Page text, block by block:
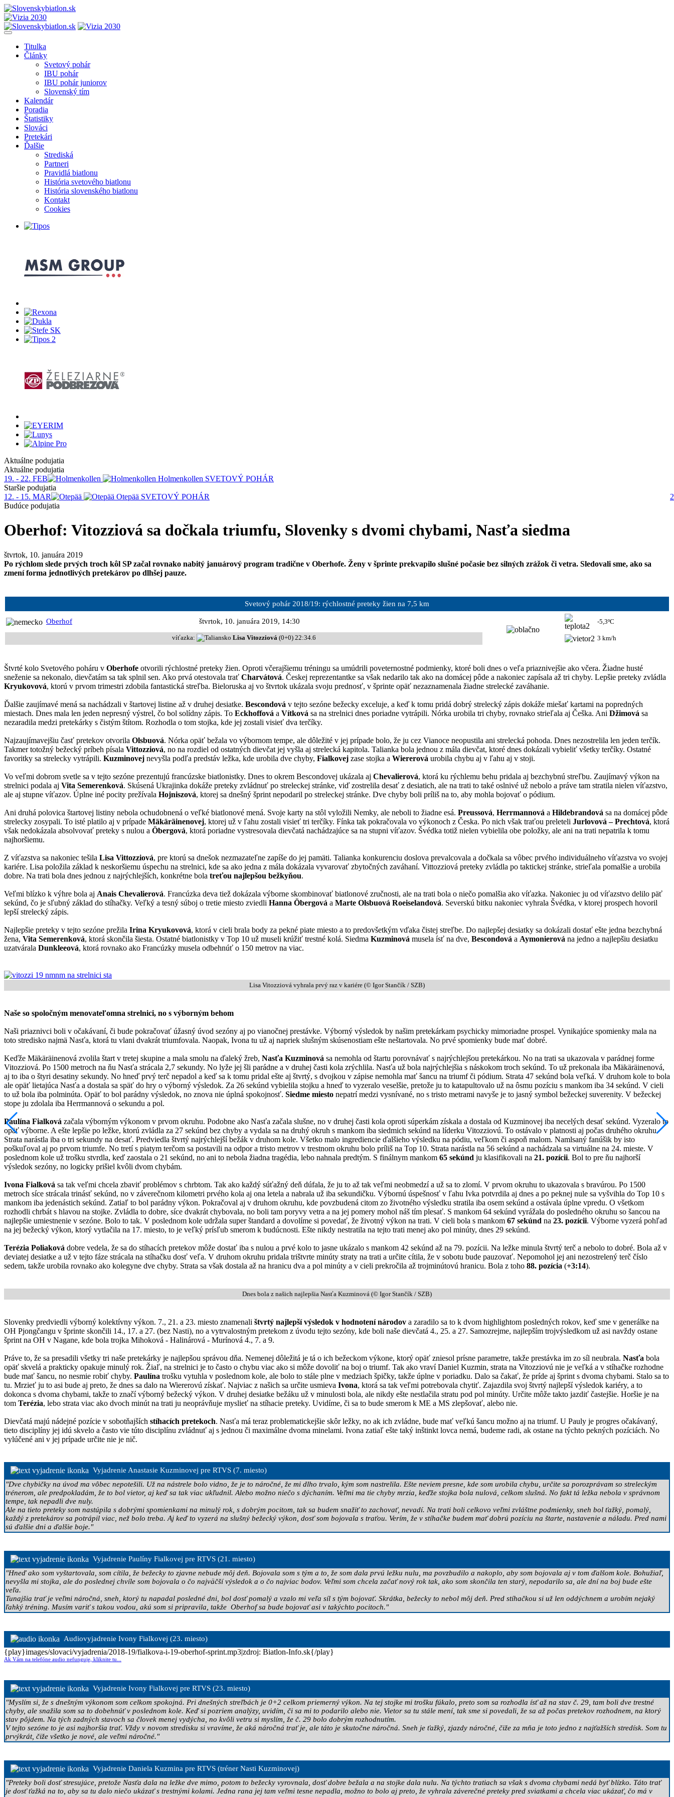
Titulka
Články
Svetový pohár
IBU pohár
IBU pohár juniorov
Slovenský tím
Kalendár
Poradia
Štatistiky
Slováci
Pretekári
Ďalšie
Strediská
Partneri
Pravidlá biatlonu
História svetového biatlonu
História slovenského biatlonu
Kontakt
Cookies
Aktuálne podujatia
Aktuálne podujatia
19. - 22. FEB
Holmenkollen SVETOVÝ POHÁR
Staršie podujatia
12. - 15. MAR
Otepää SVETOVÝ POHÁR
Budúce podujatia
Oberhof: Vitozziová sa dočkala triumfu, Slovenky s dvomi chybami, Nasťa siedma
štvrtok, 10. januára 2019
Po rýchlom slede prvých troch kôl SP začal rovnako nabitý januárový program tradične v Oberhofe. Ženy v šprinte prekvapilo slušné počasie bez silných zrážok či vetra. Sledovali sme, ako sa
zmení forma jednotlivých pretekárov po dlhšej pauze.
Svetový pohár 2018/19: rýchlostné preteky žien na 7,5 km
Oberhof štvrtok, 10. januára 2019, 14:30 -5,3ºC
víťazka: Lisa Vitozziová (0+0) 22:34.6 3 km/h
Štvrté kolo Svetového poháru v Oberhofe otvorili rýchlostné preteky žien. Oproti včerajšiemu tréningu sa umúdrili poveternostné podmienky, ktoré boli dnes o veľa priaznivejšie ako včera. Žiadne husté
sneženie sa nekonalo, dievčatám sa tak splnil sen. Ako prvá otestovala trať Charvátová. Českej reprezentantke sa však nedarilo tak ako na domácej pôde a nakoniec zapísala až tri chyby. Lepšie preteky zvládla
Kryukovová, ktorú v prvom trimestri zdobila fantastická streľba. Bieloruska aj vo štvrtok ukázala svoju prednosť, v šprinte opäť nezaznamenala žiadne strelecké zaváhanie.
Ďalšie zaujímavé mená sa nachádzali v štartovej listine až v druhej desiatke. Bescondová v tejto sezóne bežecky exceluje, a keď k tomu pridá dobrý strelecký zápis dokáže miešať kartami na popredných
miestach. Dnes mala len jeden nepresný výstrel, čo bol solídny zápis. To Eckhoffová a Vítková sa na strelnici dnes poriadne vytrápili. Nórka urobila tri chyby, rovnako strieľala aj Češka. Ani Džimová sa
nezaradila medzi pretekárky s čistým štítom. Rozhodla o tom stojka, kde jej zostali visieť dva terčíky.
Najzaujímavejšiu časť pretekov otvorila Olsbuová. Nórka opäť bežala vo výbornom tempe, ale dôležité v jej prípade bolo, že ju cez Vianoce neopustila ani strelecká pohoda. Dnes nezostrelila len jeden terčík.
Takmer totožný bežecký príbeh písala Vittozziová, no na rozdiel od ostatných dievčat jej vyšla aj strelecká kapitola. Talianka bola jednou z mála dievčat, ktoré dnes dokázali vybieliť všetky terčíky. Ostatné
favoritky sa strelecky vytrápili. Kuzminovej nevyšla podľa predstáv ležka, kde urobila dve chyby, Fialkovej zase stojka a Wiererová urobila chybu aj v ľahu aj v stoji.
Vo veľmi dobrom svetle sa v tejto sezóne prezentujú francúzske biatlonistky. Dnes to okrem Bescondovej ukázala aj Chevalierová, ktorá ku rýchlemu behu pridala aj bezchybnú streľbu. Zaujímavý výkon na
strelnici podala aj Vita Semerenková. Skúsená Ukrajinka dokáže preteky zvládnuť po streleckej stránke, viď zostrelila desať z desiatich, ale na trati to také oslnivé už nebolo a práve tam stratila nielen víťazstvo,
ale aj stupne víťazov. Úplne iné pocity prežívala Hojniszová, ktorej sa dnešný šprint nepodaril po streleckej stránke. Dve chyby boli príliš na to, aby mohla bojovať o pódium.
Ani druhá polovica štartovej listiny nebola ochudobnená o veľké biatlonové mená. Svoje karty na stôl vyložili Nemky, ale neboli to žiadne esá. Preussová, Herrmannová a Hildebrandová sa na domácej pôde
strelecky zosypali. To isté platilo aj v prípade Mäkäräinenovej, ktorej už v ľahu zostali visieť tri terčíky. Fínka tak pokračovala vo výkonoch z Česka. Po nich však traťou preleteli Jurlovová – Prechtová, ktorá
však nedokázala absolvovať preteky s nulou a Öbergová, ktorá poriadne vystresovala dievčatá nachádzajúce sa na stupni víťazov. Švédka totiž nielen vybielila obe položky, ale ani na trati nepatrila k tomu
najhoršiemu.
Z víťazstva sa nakoniec tešila Lisa Vittozziová, pre ktorú sa dnešok nezmazateľne zapíše do jej pamäti. Talianka konkurenciu doslova prevalcovala a dočkala sa vôbec prvého individuálneho víťazstva vo svojej
kariére. Lisa položila základ k neskoršiemu úspechu na strelnici, kde sa ako jedna z mála dokázala vyvarovať zbytočných zaváhaní. Vittozziová preteky zvládla po taktickej stránke, strieľala pomalšie a urobila
dobre. Na trati bola dnes jednou z najrýchlejších, konkrétne bola treťou najlepšou bežkyňou.
Veľmi blízko k výhre bola aj Anais Chevalierová. Francúzka deva tiež dokázala výborne skombinovať biatlonové zručnosti, ale na trati bola o niečo pomalšia ako víťazka. Nakoniec ju od víťazstvo delilo päť
sekúnd, čo je sľubný základ do stíhačky. Veľký a tesný súboj o tretie miesto zviedli Hanna Öbergová a Marte Olsbuová Roeiselandová. Severskú bitku nakoniec vyhrala Švédka, v ktorej prospech hovoril
lepší strelecký zápis.
Najlepšie preteky v tejto sezóne prežila Irina Kryukovová, ktorá v cieli brala body za pekné piate miesto a to predovšetkým vďaka čistej streľbe. Do najlepšej desiatky sa dokázali dostať ešte jedna bezchybná
žena, Vita Semerenková, ktorá skončila šiesta. Ostatné biatlonistky v Top 10 už museli krúžiť trestné kolá. Siedma Kuzminová musela ísť na dve, Bescondová a Aymonierová na jedno a najlepšiu desiatku
uzatvárala Dunkleeová, ktorá rovnako ako Francúzky musela odbehnúť o 150 metrov na viac.
Lisa Vitozziová vyhrala prvý raz v kariére (© Igor Stančík / SZB)
Naše so spoločným menovateľomna strelnici, no s výborným behom
Naši priaznivci boli v očakávaní, či bude pokračovať úžasný úvod sezóny aj po vianočnej prestávke. Výborný výsledok by našim pretekárkam psychicky mimoriadne prospel. Vynikajúce spomienky mala na
toto stredisko najmä Nasťa, ktorá tu vlani dvakrát triumfovala. Naopak, Ivona tu už aj napriek slušným skúsenostiam ešte neštartovala. No prvé spomienky bude mať dobré.
Keďže Mäkäräinenová zvolila štart v tretej skupine a mala smolu na ďaleký žreb, Nasťa Kuzminová sa nemohla od štartu porovnávať s najrýchlejšou pretekárkou. No na trati sa ukazovala v parádnej forme
Vitozziová. Po 1500 metroch na ňu Nasťa strácala 2,7 sekundy. No lyže jej šli parádne a v druhej časti kola zrýchlila. Nasťa už bola najrýchlejšia s náskokom troch sekúnd. To už prekonala iba Mäkäräinenová,
aj to iba o štyri desatiny sekundy. No hneď prvý terč nepadol a keď sa k tomu pridal ešte aj štvrtý, s dvojkou v zápise nemohla mať šancu na triumf či pódium. Strata 47 sekúnd bola veľká. V druhom kole to bola
ale opäť lietajúca Nasťa a dostala sa späť do hry o výborný výsledok. Za 26 sekúnd vybielila stojku a hneď to vyzeralo veselšie, pretože ju to katapultovalo už na ôsmu pozíciu s mankom iba 34 sekúnd. V cieli
to už bola iba polminúta. Opäť to bol parádny výsledok, no znova nie úplná spokojnosť. Siedme miesto nepatrí medzi vysnívané, no s tristo metrami navyše je to jasný symbol bežeckej suverenity. V bežeckej
stope ju zdolala iba Herrmannová o sekundu a pol.
Paulína Fialková začala výborným výkonom v prvom okruhu. Podobne ako Nasťa začala slušne, no v druhej časti kola oproti súperkám získala a dostala od Kuzminovej iba necelých desať sekúnd. Vyzeralo to
opäť výborne. A ešte lepšie po ležke, ktorú zvládla za 27 sekúnd bez chyby a vydala sa na druhý okruh s mankom iba siedmich sekúnd na líderku Vitozziovú. To ostávalo v platnosti aj počas druhého okruhu.
Strata narástla iba o tri sekundy na desať. Predviedla štvrtý najrýchlejší bežák v druhom kole. Všetko malo ingrediencie ďalšieho výsledku na pódiu, veľkom či aspoň malom. Namlsaný fanúšik by isto
poškuľoval aj po prvom triumfe. No tretí s piatym terčom sa postavili na odpor a tristo metrov v trestnom okruhu bolo príliš na Top 10. Strata narástla na 56 sekúnd a nachádzala sa virtuálne na 24. mieste. V
poslednom kole už trošku stvrdla, keď zaostala o 21 sekúnd, no ani to nebola žiadna tragédia, lebo nahnala predtým. S finálnym mankom 65 sekúnd ju klasifikovali na 21. pozícii. Bol to pre ňu najhorší
výsledok sezóny, no logicky prišiel kvôli dvom chybám.
Ivona Fialková sa tak veľmi chcela zbaviť problémov s chrbtom. Tak ako každý súťažný deň dúfala, že ju to až tak veľmi neobmedzí a už sa to zlomí. V prvom okruhu to ukazovala s bravúrou. Po 1500
metroch síce strácala trinásť sekúnd, no v záverečnom kilometri prvého kola aj ona letela a nabrala už iba sekundičku. Výbornú úspešnosť v ľahu Ivka potvrdila aj dnes a po peknej nule sa vyšvihla do Top 10 s
mankom iba jedenástich sekúnd. Zatiaľ to bol parádny výkon. Pokračoval aj v druhom okruhu, kde povzbudená citom zo životného výsledku stratila iba osem sekúnd a ostávala úplne vpredu. O všetkom
rozhodli chrbát s hlavou na stojke. Zvládla to dobre, síce dvakrát chybovala, no boli tam poryvy vetra a na jej pomery mohol náš tím plesať. S mankom 64 sekúnd vyrážala do posledného okruhu so šancou na
najlepšie umiestnenie v sezóne. Bolo to tak. V poslednom kole udržala super štandard a dovolíme si povedať, že životný výkon na trati. V cieli bola s mankom 67 sekúnd na 23. pozícii. Výborne vyzerá pohľad
na jej bežecký výkon, ktorý vytlačila na 17. miesto, to je veľký prísľub smerom k budúcnosti. Ešte nikdy nestratila na tejto trati menej ako pol minúty, dnes 29 sekúnd.
Terézia Poliaková dobre vedela, že sa do stíhacích pretekov môže dostať iba s nulou a prvé kolo to jasne ukázalo s mankom 42 sekúnd až na 79. pozícii. Na ležke minula štvrtý terč a nebolo to dobré. Bola až v
deviatej desiatke a už v tejto fáze strácala na stíhačku dosť veľa. V druhom okruhu pridala trištvrte minúty straty na trati a určite cítila, že v sobotu bude pauzovať. Nepomohol jej ani nezostrelený terč číslo
sedem, takže urobila rovnako ako kolegyne dve chyby. Strata sa však dostala až na hranicu dva a pol minúty a v cieli prekročila až trojminútovú hranicu. Bola z toho 88. pozícia (+3:14).
Dnes bola z našich najlepšia Nasťa Kuzminová (© Igor Stančík / SZB)
Slovenky predviedli výborný kolektívny výkon. 7., 21. a 23. miesto znamenali štvrtý najlepší výsledok v hodnotení národov a zaradilo sa to k dvom highlightom posledných rokov, keď sme v generálke na
OH Pjongčangu v šprinte skončili 14., 17. a 27. (bez Nasti), no a vytrvalostným pretekom z úvodu tejto sezóny, kde boli naše dievčatá 4., 25. a 27. Samozrejme, najlepším trojvýsledkom už asi navždy ostane
šprint na OH v Nagane, kde bola trojka Mihoková - Halinárová - Murínová 4., 7. a 9.
Práve to, že sa presadili všetky tri naše pretekárky je najlepšou správou dňa. Nemenej dôležitá je tá o ich bežeckom výkone, ktorý opäť zniesol prísne parametre, takže prestávka im zo síl neubrala. Nasťa bola
opäť skvelá a prakticky opakuje minulý rok. Žiaľ, na strelnici je to často o chybu viac ako si môže dovoliť na boj o triumf. Tak ako vraví Daniel Kuzmin, strata na Vitozziovú nie je veľká a v stíhačke rozhodne
bude mať šancu, no nesmie robiť chyby. Paulína trošku vytuhla v poslednom kole, ale bolo to stále plne v medziach špičky, takže úplne v poriadku. Dalo sa čakať, že príde aj šprint s dvoma chybami. Stalo sa to
tu. Mrzieť ju to asi bude aj preto, že dnes sa dalo na Wiererovú získať. Najviac z našich sa určite usmieva Ivona, ktorá sa tak veľmi potrebovala chytiť. Zajazdila svoj štvrtý najlepší výsledok kariéry, a to
dokonca s dvoma chybami, takže to značí výborný bežecký výkon. V druhej desiatke bežáku už v minulosti bola, ale nikdy ešte nestlačila stratu pod pol minúty. Určite môže takto jazdiť častejšie. Horšie je na
tom Terézia, lebo strata viac ako dvoch minút na trati ju neoprávňuje myslieť na stíhacie preteky. Uvidíme, či sa to bude smerom k ME a MS zlepšovať, alebo nie.
Dievčatá majú nádejné pozície v sobotňajších stíhacích pretekoch. Nasťa má teraz problematickejšie skôr ležky, no ak ich zvládne, bude mať veľkú šancu možno aj na triumf. U Pauly je progres očakávaný,
tieto disciplíny jej idú skvelo a často vie túto disciplínu zvládnuť aj s jednou či maximálne dvoma minelami. Ivona zatiaľ ešte taký inštinkt lovca nemá, budeme radi, ak ostane na týchto pekných pozíciách. No
vylúčené ani v jej prípade určite nie je nič.
Vyjadrenie Anastasie Kuzminovej pre RTVS (7. miesto)
"Dve chybičky na úvod ma vôbec nepotešili. Už na nástrele bolo vidno, že je to náročné, že mi dlho trvalo, kým som nastrelila. Ešte neviem presne, kde som urobila chybu, určite sa porozprávam so streleckým
trénerom, ale predpokladám, že to bol vietor, aj keď sa tak viac ukľudnil. Alebo možno niečo s dýchaním. Veľmi ma tie chyby mrzia, keďže stojka bola nulová, celkom slušná. No fakt tá ležka nebola v správnom
tempe, tak nepadli dve nuly.
Ale na tieto preteky som nastúpila s dobrými spomienkami na minulý rok, s dobrým pocitom, tak sa budem snažiť to zachovať, nevadí. Na trati boli celkovo veľmi zvláštne podmienky, sneh bol ťažký, pomalý,
každý z pretekárov sa potrápil viac, než bolo treba. Aj keď to vyzerá na slušný bežecký výkon, dosť som bojovala s traťou. Verím, že v stíhačke budem mať dobrú pozíciu na štarte, nastavenie a náladu. Pred nami
sú ďalšie dni a ďalšie boje."
Vyjadrenie Paulíny Fialkovej pre RTVS (21. miesto)
"Hneď ako som vyštartovala, som cítila, že bežecky to zjavne nebude môj deň. Bojovala som s tým a to, že som dala prvú ležku nulu, ma povzbudilo a nakoplo, aby som bojovala aj v tom ďalšom kole. Bohužiaľ,
nevyšla mi stojka, ale do poslednej chvíle som bojovala o čo najväčší výsledok a o čo najviac bodov. Veľmi som chcela začať nový rok tak, ako som skončila ten starý, nepodarilo sa, ale dní na boj bude ešte
veľa.
Tunajšia trať je veľmi náročná, sneh, ktorý tu napadal posledné dni, bol dosť pomalý a vzalo mi veľa síl s tým bojovať. Skrátka, bežecky to nebol môj deň. Pred stíhačkou si už len oddýchnem a urobím nejaký
ľahký tréning. Musím variť s takou vodou, akú som si pripravila, takže Oberhof sa bude bojovať asi v takýchto pocitoch."
Audiovyjadrenie Ivony Fialkovej (23. miesto)
{play}images/slovaci/vyjadrenia/2018-19/fialkova-i-19-oberhof-sprint.mp3|zdroj: Biatlon-Info.sk{/play}
Ak Vám na telefóne audio nefunguje, kliknite tu...
Vyjadrenie Ivony Fialkovej pre RTVS (23. miesto)
"Myslím si, že s dnešným výkonom som celkom spokojná. Pri dnešných streľbách je 0+2 celkom priemerný výkon. Na tej stojke mi trošku fúkalo, preto som sa rozhodla ísť až na stav č. 29, tam boli dve trestné
chyby, ale snažila som sa to dobehnúť v poslednom kole. Keď si pozriem analýzy, uvidím, či sa mi to podarilo alebo nie. Vietor sa tu stále mení, tak sme si povedali, že sa až počas pretekov rozhodnem, na ktorý
stav pôjdem. Na tých zadných stavoch sa človek menej vydýcha, no kvôli vetru si myslím, že č. 29 bolo dobrým rozhodnutím.
V tejto sezóne to je asi najhoršia trať. Vždy v novom stredisku si vravíme, že aká náročná trať je, ale táto je skutočne náročná. Sneh je ťažký, zjazdy náročné, čiže za mňa je toto jedno z najťažších stredísk. Som tu
prvýkrát, čiže všetko je nové, ale veľmi náročné."
Vyjadrenie Daniela Kuzmina pre RTVS (tréner Nasti Kuzminovej)
"Preteky boli dosť stresujúce, pretože Nasťa dala na ležke dve mimo, potom to bežecky vyrovnala, dosť dobre bežala a na stojke dala nulu. Na týchto tratiach sa však s dvoma chybami nedá byť blízko. Táto trať
je dosť ťažká na to, aby sa tu dalo niečo ukázať s trestnými kolami. Jedna rana jej tam veľmi tesne nepadla, možno to bolo aj preto, že vyhrala záverečné preteky pred sviatkami a chcela viac ukázať, čo má v